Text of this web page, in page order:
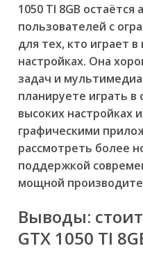
1050 TI 8GB остаётся
пользователей с
для тех, кто играет
настройках. Она
задач и
планируете играть
высоких настройках
графическими
рассмотреть более
поддержкой
мощной
Выводы:
GTX 1050 TI